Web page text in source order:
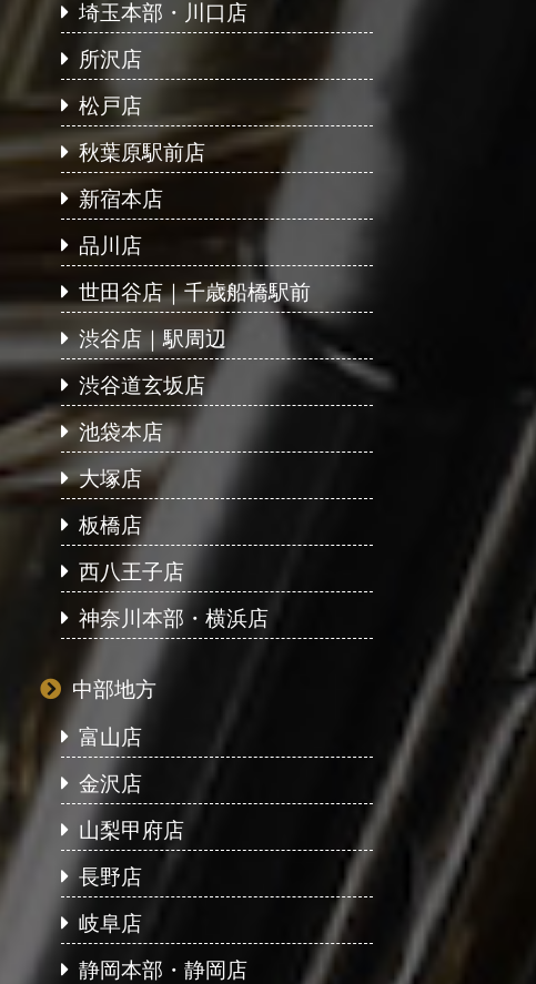
埼玉本部・川口店
所沢店
松戸店
秋葉原駅前店
新宿本店
品川店
世田谷店｜千歳船橋駅前
渋谷店｜駅周辺
渋谷道玄坂店
池袋本店
大塚店
板橋店
西八王子店
神奈川本部・横浜店
中部地方
富山店
金沢店
山梨甲府店
長野店
岐阜店
静岡本部・静岡店